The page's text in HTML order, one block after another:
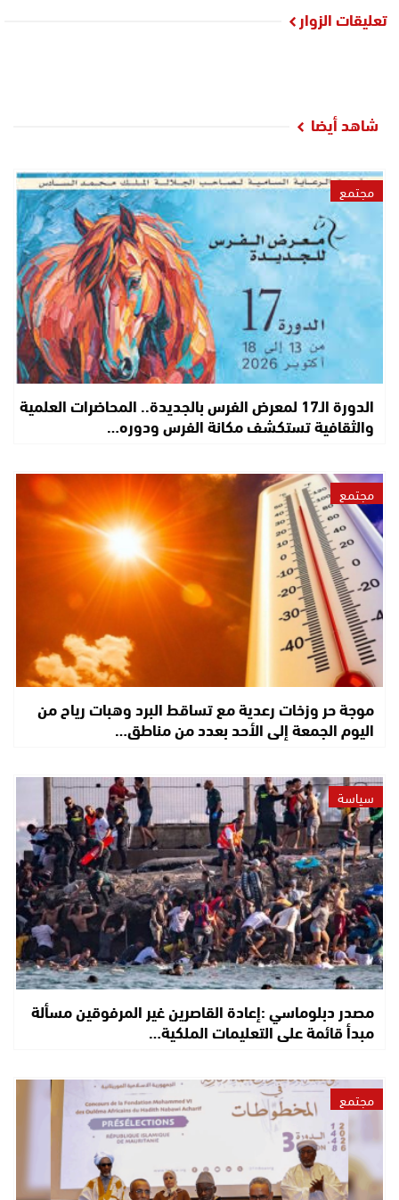
تعليقات الزوار
شاهد أيضا
مجتمع
الدورة الـ17 لمعرض الفرس بالجديدة.. المحاضرات العلمية
والثقافية تستكشف مكانة الفرس ودوره…
مجتمع
موجة حر وزخات رعدية مع تساقط البرد وهبات رياح من
اليوم الجمعة إلى الأحد بعدد من مناطق…
سياسة
مصدر دبلوماسي :إعادة القاصرين غير المرفوقين مسألة
مبدأ قائمة على التعليمات الملكية…
مجتمع